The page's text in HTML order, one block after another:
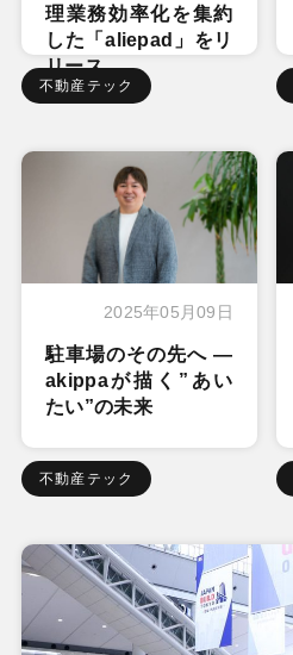
理業務効率化を集約
した「aliepad」をリ
リース
不動産テック
2025年05月09日
駐車場のその先へ ―
akippaが描く”あい
たい”の未来
不動産テック